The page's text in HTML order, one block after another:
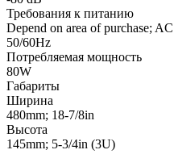
Требования к питанию
Depend on area of purchase;
50/60Hz
Потребляемая мощность
80W
Габариты
Ширина
480mm; 18-7/8in
Высота
145mm; 5-3/4in (3U)